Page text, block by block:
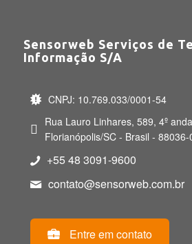
Sensorweb Serviços de
Informação S/A
CNPJ: 10.769.033/0001-54
Rua Lauro Linhares, 589, 4º
Florianópolis/SC - Brasil - 88036-
+55 48 3091-9600
contato@sensorweb.com.br
Entre em contato